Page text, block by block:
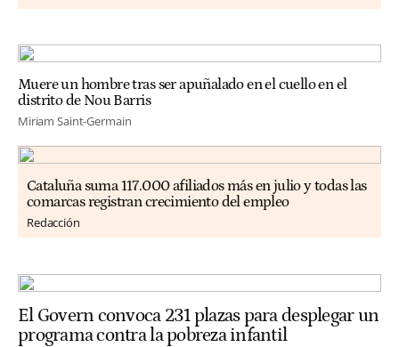
Muere un hombre tras ser apuñalado en el cuello en el
distrito de Nou Barris
Miriam Saint-Germain
Cataluña suma 117.000 afiliados más en julio y todas las
comarcas registran crecimiento del empleo
Redacción
El Govern convoca 231 plazas para desplegar un
programa contra la pobreza infantil